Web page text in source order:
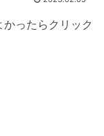
ったらクリック